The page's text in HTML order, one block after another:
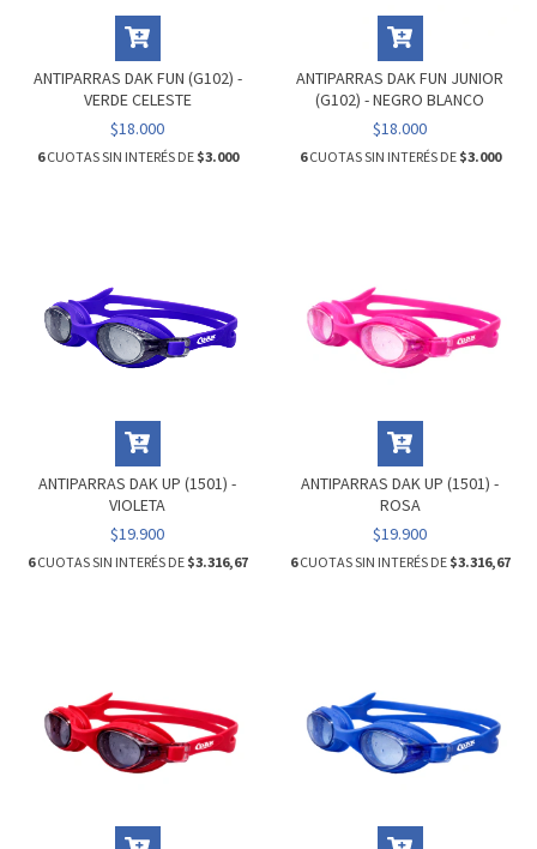
ANTIPARRAS DAK FUN (G102) -
VERDE CELESTE
$18.000
6CUOTAS SIN INTERÉS DE $3.000
ANTIPARRAS DAK FUN JUNIOR
(G102) - NEGRO BLANCO
$18.000
6CUOTAS SIN INTERÉS DE $3.000
ANTIPARRAS DAK UP (1501) -
VIOLETA
$19.900
6CUOTAS SIN INTERÉS DE $3.316,67
ANTIPARRAS DAK UP (1501) -
ROSA
$19.900
6CUOTAS SIN INTERÉS DE $3.316,67